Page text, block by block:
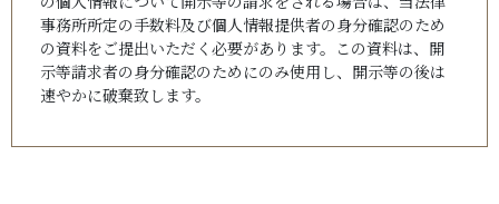
事務所所定の手数料及び個人情報提供者の身分確認のため
の資料をご提出いただく必要があります。この資料は、開
示等請求者の身分確認のためにのみ使用し、開示等の後は
速やかに破棄致します。